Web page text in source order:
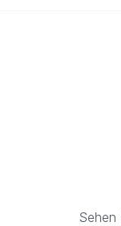
Sehen